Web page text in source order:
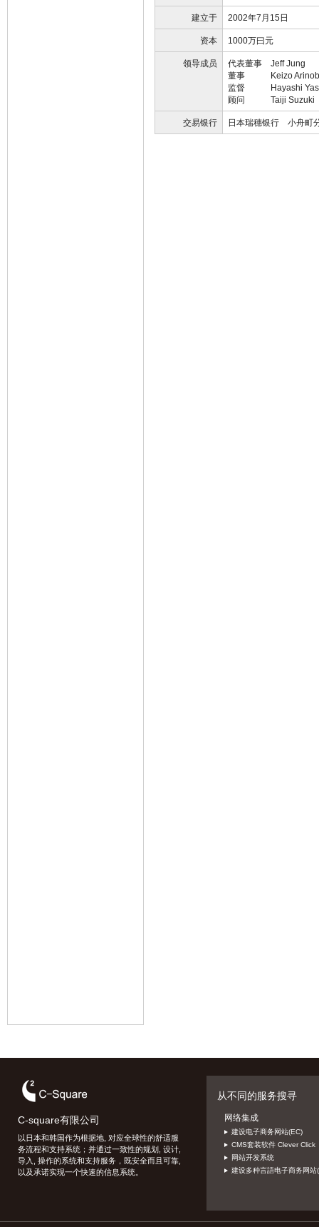
建立于 2002年7月15日
资本 1000万曰元
领导成员
代表董事 Jeff Jung
董事 Keizo
监督 Hayashi
顾问 Taiji Suzuki
交易银行 日本瑞穗银行 小舟町
C-square有限公司
以日本和韩国作为根据地, 对应全球性的舒适服
务流程和支持系统；并通过一致性的规划, 设计,
导入, 操作的系统和支持服务，既安全而且可靠,
以及承诺实现一个快速的信息系统。
从不同的服务搜寻
网络集成
建设电子商务网站(EC)
CMS套装软件 Clever Click
网站开发系统
建设多种言語电子商务网站